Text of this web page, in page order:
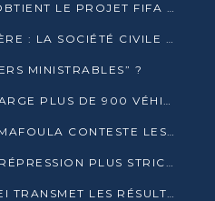
FOOTBALL : LE CONGO OBTIENT LE PROJET FIFA ARENA POUR SES 15 DÉPARTEMENTS
GOUVERNANCE FORESTIÈRE : LA SOCIÉTÉ CIVILE CONGOLAISE AFFICHE SES PRIORITÉS POUR 2026
MINISTRABLES” ?
CONGO TERMINAL DÉCHARGE PLUS DE 900 VÉHICULES EN QUELQUES HEURES
PRÉSIDENTIELLE : DAVE MAFOULA CONTESTE LES RÉSULTATS PROVISOIRES
LA DGSP ANNONCE UNE RÉPRESSION PLUS STRICTE CONTRE LES MOTO-TAXIS
PRÉSIDENTIELLE : LA CNEI TRANSMET LES RÉSULTATS PROVISOIRES À LA COUR CONSTITUTIONNELLE